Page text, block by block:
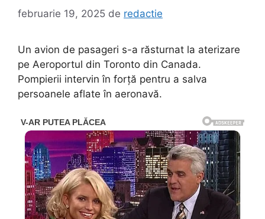
februarie 19, 2025 de redactie
Un avion de pasageri s-a răsturnat la aterizare
pe Aeroportul din Toronto din Canada.
Pompierii intervin în forţă pentru a salva
persoanele aflate în aeronavă.